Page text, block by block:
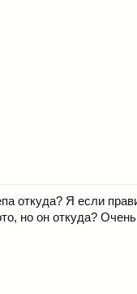
откуда? Я если
но он откуда? Очень